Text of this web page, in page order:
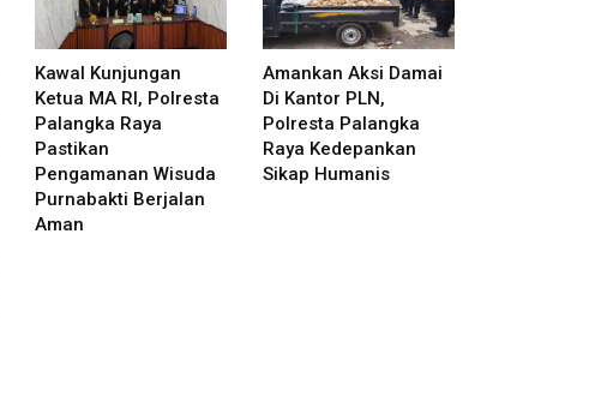
Kawal Kunjungan
Ketua MA RI, Polresta
Palangka Raya
Pastikan
Pengamanan Wisuda
Purnabakti Berjalan
Aman
Amankan Aksi Damai
Di Kantor PLN,
Polresta Palangka
Raya Kedepankan
Sikap Humanis